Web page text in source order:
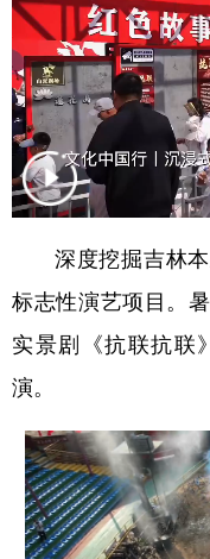
访谈 视
法律 中央
食品 人
学术中国 乡村
彩票 娱
公益 一带
地方频道
北京 天
深度挖掘吉林
标志性演艺项目。
实景剧《抗联抗联
演。